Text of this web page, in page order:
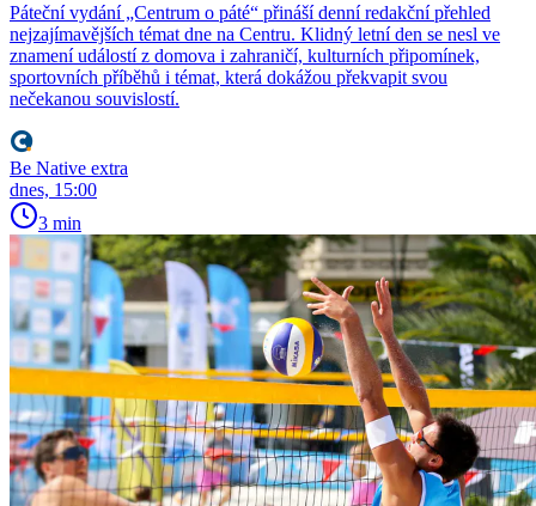
Páteční vydání „Centrum o páté“ přináší denní redakční přehled
nejzajímavějších témat dne na Centru. Klidný letní den se nesl ve
znamení událostí z domova i zahraničí, kulturních připomínek,
sportovních příběhů i témat, která dokážou překvapit svou
nečekanou souvislostí.
Be Native extra
dnes, 15:00
3 min